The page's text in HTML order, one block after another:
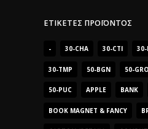
ΕΤΙΚΈΤΕΣ ΠΡΟΪΌΝΤΟΣ
- 30-CHA 30-CTI 30-
30-TMP 50-BGN 50-GRO
50-PUC APPLE BANK
BOOK MAGNET & FANCY